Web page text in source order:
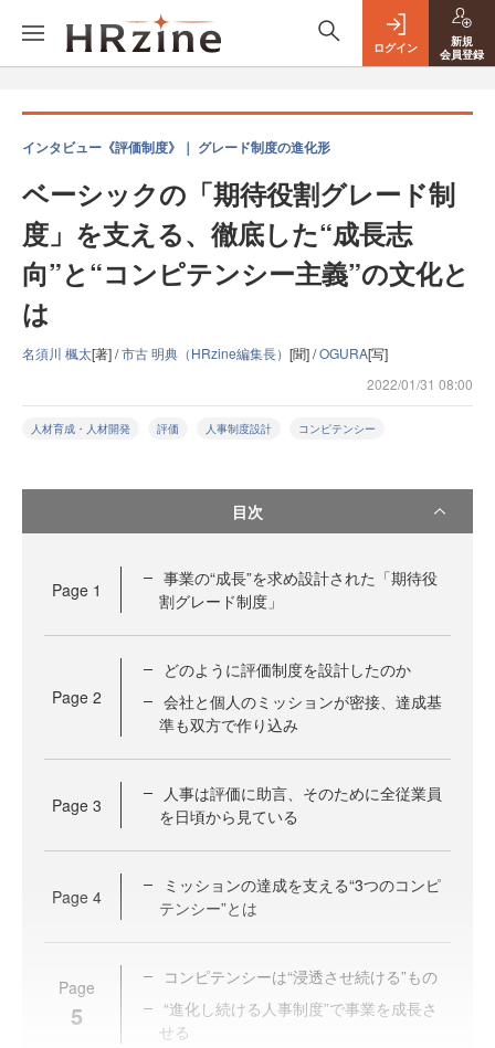
ログイン
新規
会員登録
インタビュー《評価制度》｜ グレード制度の進化形
ベーシックの「期待役割グレード制
度」を支える、徹底した“成長志
向”と“コンピテンシー主義”の文化と
は
名須川 楓太[著] /市古 明典（HRzine編集長） [聞] /OGURA[写]
2022/01/31 08:00
人材育成・人材開発 評価 人事制度設計 コンピテンシー
目次
Page 1
事業の“成長”を求め設計された「期待役
割グレード制度」
Page 2
どのように評価制度を設計したのか
会社と個人のミッションが密接、達成基
準も双方で作り込み
Page 3
人事は評価に助言、そのために全従業員
を日頃から見ている
Page 4
ミッションの達成を支える“3つのコンピ
テンシー”とは
Page
5
コンピテンシーは“浸透させ続ける”もの
“進化し続ける人事制度”で事業を成長さ
せる